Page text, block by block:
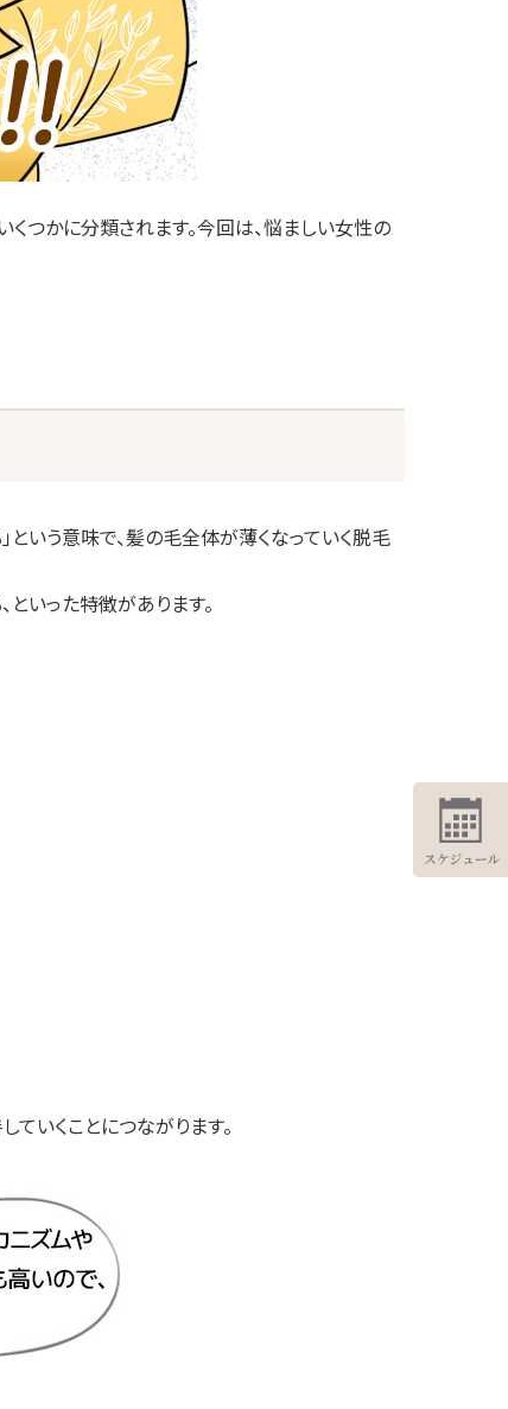
つかに分類されます。今回は、悩ましい女性の
という意味で、髪の毛全体が薄くなっていく脱毛
いった特徴があります。
いくことにつながります。